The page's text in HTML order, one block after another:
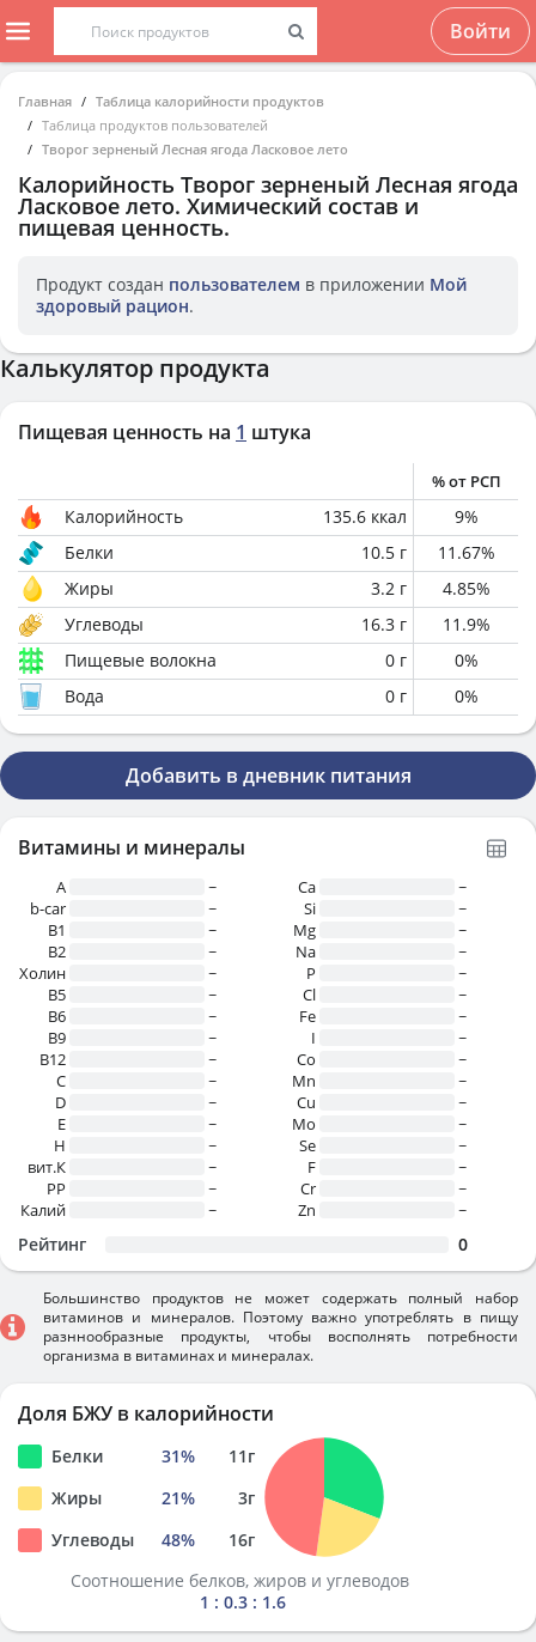
Войти
Главная
Таблица калорийности продуктов
Таблица продуктов пользователей
Творог зерненый Лесная ягода Ласковое лето
Калорийность Творог зерненый Лесная ягода
Ласковое лето. Химический состав и
пищевая ценность.
Продукт создан пользователем в приложении Мой
здоровый рацион.
Калькулятор продукта
Пищевая ценность на 1 штука
% от РСП
Калорийность 135.6 ккал 9%
Белки
10.5 г 11.67%
Жиры
3.2 г 4.85%
Углеводы
16.3 г 11.9%
Пищевые волокна
0 г 0%
Вода
0 г 0%
Добавить в дневник питания
Витамины и минералы
A
~
b-car
~
В1
~
B2
~
Холин
~
B5
~
B6
~
B9
~
B12
~
C
~
D
~
E
~
H
~
вит.К
~
PP
~
Калий
~
Ca
~
Si
~
Mg
~
Na
~
P
~
Cl
~
Fe
~
I
~
Co
~
Mn
~
Cu
~
Mo
~
Se
~
F
~
Cr
~
Zn
~
Рейтинг 0
Большинство продуктов не может содержать полный набор
витаминов и минералов. Поэтому важно употреблять в пищу
разннообразные продукты, чтобы восполнять потребности
организма в витаминах и минералах.
Доля БЖУ в калорийности
Белки 31% 11г
Жиры
21% 3г
Углеводы
48% 16г
Соотношение белков, жиров и углеводов
1 : 0.3 : 1.6